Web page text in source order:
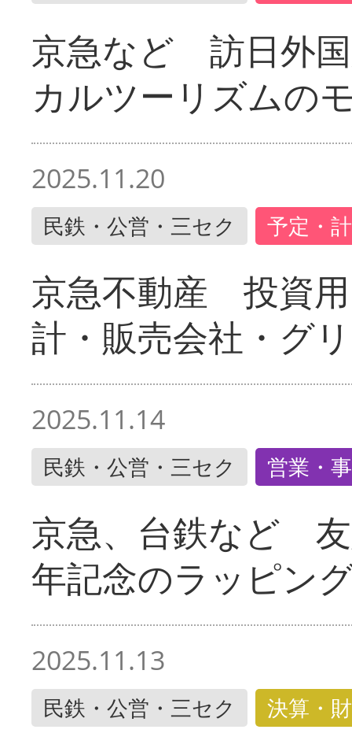
京急など 訪日外
カルツーリズムの
2025.11.20
民鉄・公営・三セク 予定・
京急不動産 投資
計・販売会社・グ
2025.11.14
民鉄・公営・三セク 営業・
京急、台鉄など
年記念のラッピン
2025.11.13
民鉄・公営・三セク 決算・